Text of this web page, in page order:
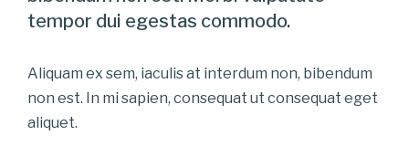
tempor dui egestas commodo.
Aliquam ex sem, iaculis at interdum non, bibendum
non est. In mi sapien, consequat ut consequat eget
aliquet.